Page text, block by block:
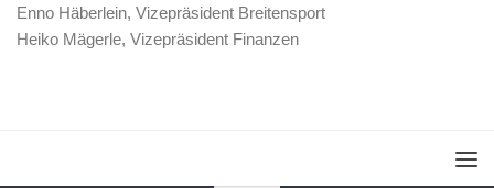
Enno Häberlein, Vizepräsident Breitensport
Heiko Mägerle, Vizepräsident Finanzen